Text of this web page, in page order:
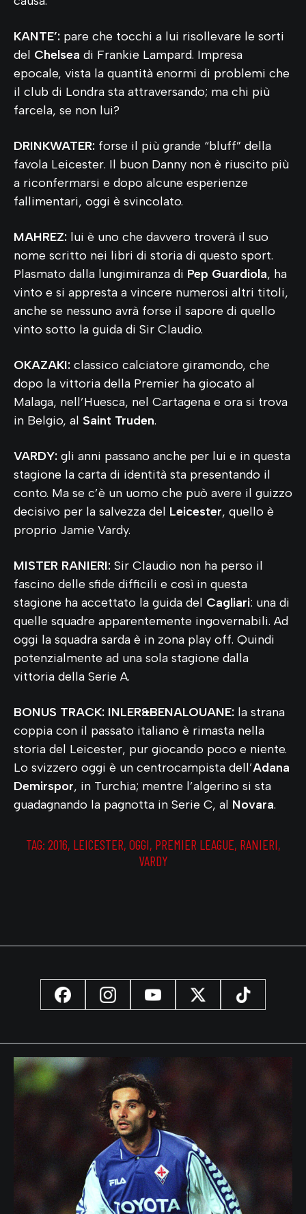
KANTE’: pare che tocchi a lui risollevare le sorti
del Chelsea di Frankie Lampard. Impresa
epocale, vista la quantità enormi di problemi che
il club di Londra sta attraversando; ma chi più
farcela, se non lui?
DRINKWATER: forse il più grande “bluff” della
favola Leicester. Il buon Danny non è riuscito più
a riconfermarsi e dopo alcune esperienze
fallimentari, oggi è svincolato.
MAHREZ: lui è uno che davvero troverà il suo
nome scritto nei libri di storia di questo sport.
Plasmato dalla lungimiranza di Pep Guardiola, ha
vinto e si appresta a vincere numerosi altri titoli,
anche se nessuno avrà forse il sapore di quello
vinto sotto la guida di Sir Claudio.
OKAZAKI: classico calciatore giramondo, che
dopo la vittoria della Premier ha giocato al
Malaga, nell’Huesca, nel Cartagena e ora si trova
in Belgio, al Saint Truden.
VARDY: gli anni passano anche per lui e in questa
stagione la carta di identità sta presentando il
conto. Ma se c’è un uomo che può avere il guizzo
decisivo per la salvezza del Leicester, quello è
proprio Jamie Vardy.
MISTER RANIERI: Sir Claudio non ha perso il
fascino delle sfide difficili e così in questa
stagione ha accettato la guida del Cagliari: una di
quelle squadre apparentemente ingovernabili. Ad
oggi la squadra sarda è in zona play off. Quindi
potenzialmente ad una sola stagione dalla
vittoria della Serie A.
BONUS TRACK: INLER&BENALOUANE: la strana
coppia con il passato italiano è rimasta nella
storia del Leicester, pur giocando poco e niente.
Lo svizzero oggi è un centrocampista dell’Adana
Demirspor, in Turchia; mentre l’algerino si sta
guadagnando la pagnotta in Serie C, al Novara.
TAG: 2016, LEICESTER, OGGI, PREMIER LEAGUE, RANIERI,
VARDY